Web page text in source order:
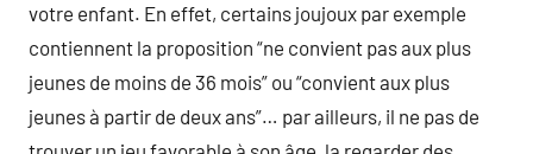
votre enfant. En effet, certains joujoux par exemple
contiennent la proposition “ne convient pas aux plus
jeunes de moins de 36 mois” ou “convient aux plus
jeunes à partir de deux ans”… par ailleurs, il ne pas de